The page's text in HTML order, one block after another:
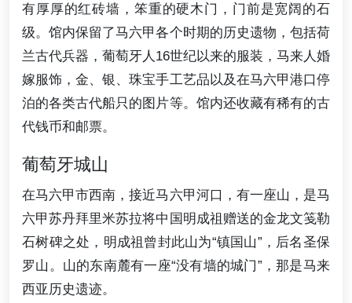
有厚厚的红砖墙，笨重的硬木门，门前是宽阔的石
级。馆内保留了马六甲各个时期的历史遗物，包括荷
兰古代兵器，葡萄牙人16世纪以来的服装，马来人婚
嫁服饰，金、银、珠宝手工艺品以及在马六甲港口停
泊的各类古代船只的图片等。馆内还收藏有稀有的古
代钱币和邮票。
葡萄牙城山
在马六甲市西南，接近马六甲河口，有一座山，是马
六甲苏丹拜里米苏拉将中国明成祖赠送的金龙文笺勒
石树碑之处，明成祖曾封此山为“镇国山”，后名圣保
罗山。山的东南麓有一座“没有墙的城门”，那是马来
西亚历史遗迹。